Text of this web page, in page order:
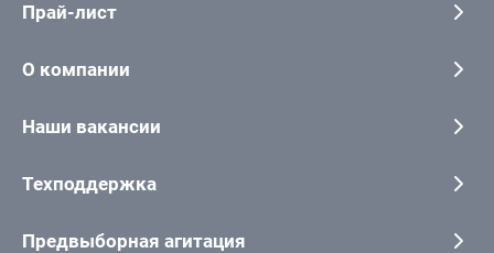
Прай-лист
О компании
Наши вакансии
Техподдержка
Предвыборная агитация